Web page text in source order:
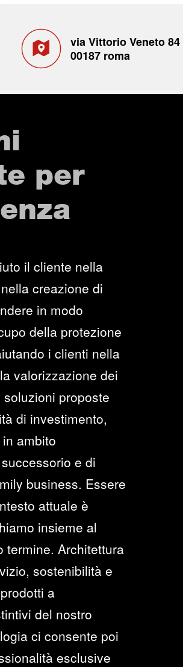
via Vittorio Veneto 84
00187 roma
per
il cliente nella
creazione di
in modo
della protezione
i clienti nella
valorizzazione dei
proposte
di investimento,
ambito
e di
business. Essere
attuale è
insieme al
termine. Architettura
sostenibilità e
a
del nostro
ci consente poi
esclusive